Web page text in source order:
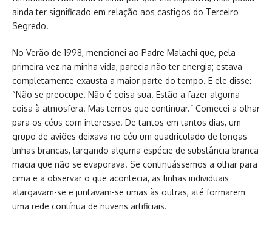
ainda ter significado em relação aos castigos do Terceiro
Segredo.
No Verão de 1998, mencionei ao Padre Malachi que, pela
primeira vez na minha vida, parecia não ter energia; estava
completamente exausta a maior parte do tempo. E ele disse:
“Não se preocupe. Não é coisa sua. Estão a fazer alguma
coisa à atmosfera. Mas temos que continuar.” Comecei a olhar
para os céus com interesse. De tantos em tantos dias, um
grupo de aviões deixava no céu um quadriculado de longas
linhas brancas, largando alguma espécie de substância branca
macia que não se evaporava. Se continuássemos a olhar para
cima e a observar o que acontecia, as linhas individuais
alargavam-se e juntavam-se umas às outras, até formarem
uma rede contínua de nuvens artificiais.